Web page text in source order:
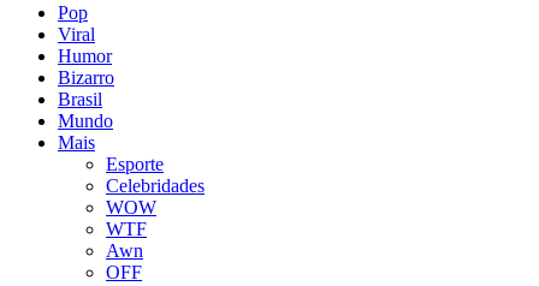
Pop
Viral
Humor
Bizarro
Brasil
Mundo
Mais
Esporte
Celebridades
WOW
WTF
Awn
OFF